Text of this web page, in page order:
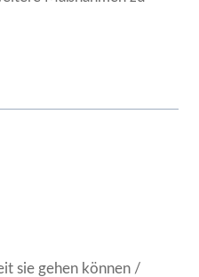
sie gehen können /